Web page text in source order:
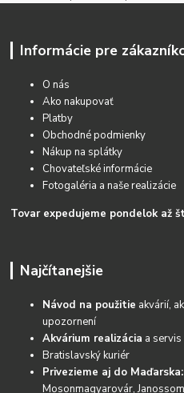
Informácie pre
O nás
Ako nakupovať
Platby
Obchodné podmienky
Nákup na splátky
Chovateľské informácie
Fotogaléria a naše realizácie
Tovar expedujeme pondelok až
Najčítanejšie
Návod na použitie akvárií,
upozornení
Akvárium realizácia a servis
Bratislavský kuriér
Privezieme aj do Maďarska:
Mosonmagyarovár,